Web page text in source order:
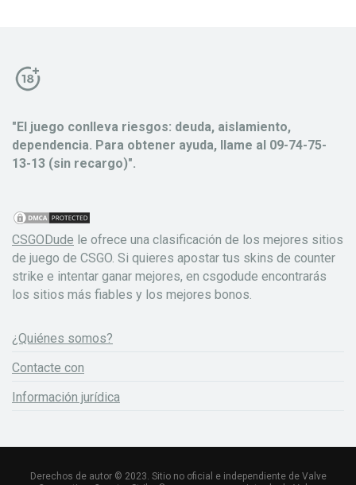
"El juego conlleva riesgos: deuda, aislamiento,
dependencia. Para obtener ayuda, llame al 09-74-75-
13-13 (sin recargo)".
CSGODude le ofrece una clasificación de los mejores sitios
de juego de CSGO. Si quieres apostar tus skins de counter
strike e intentar ganar mejores, en csgodude encontrarás
los sitios más fiables y los mejores bonos.
¿Quiénes somos?
Contacte con
Información jurídica
Derechos de autor © 2023. Sitio no oficial e independiente de Valve